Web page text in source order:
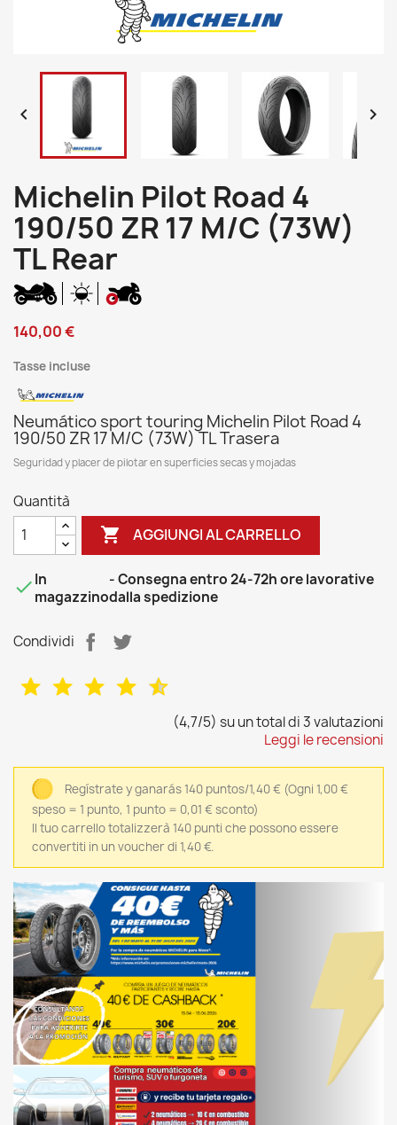
 
Michelin Pilot Road 4
190/50 ZR 17 M/C (73W)
TL Rear
140,00 €
Tasse incluse
Neumático sport touring Michelin Pilot Road 4
190/50 ZR 17 M/C (73W) TL Trasera
Seguridad y placer de pilotar en superficies secas y mojadas
Quantità
 AGGIUNGI AL CARRELLO
In
magazzino
- Consegna entro 24-72h ore lavorative
dalla spedizione
Condividi
(4,7/5) su un total di 3 valutazioni
Leggi le recensioni
Regístrate y ganarás 140 puntos/1,40 € (Ogni 1,00 €
speso = 1 punto, 1 punto = 0,01 € sconto)
Il tuo carrello totalizzerà 140 punti che possono essere
convertiti in un voucher di 1,40 €.